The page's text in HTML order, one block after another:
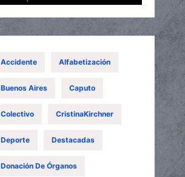
Accidente Alfabetización
Buenos Aires Caputo
Colectivo CristinaKirchner
Deporte Destacadas
Donación De Órganos